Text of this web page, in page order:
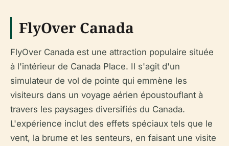
FlyOver Canada
FlyOver Canada est une attraction populaire située
à l'intérieur de Canada Place. Il s'agit d'un
simulateur de vol de pointe qui emmène les
visiteurs dans un voyage aérien époustouflant à
travers les paysages diversifiés du Canada.
L'expérience inclut des effets spéciaux tels que le
vent, la brume et les senteurs, en faisant une visite